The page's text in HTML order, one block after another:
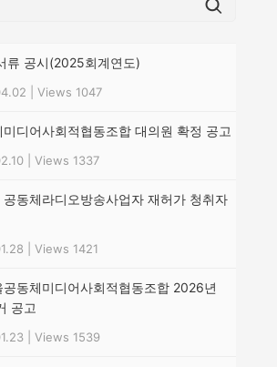
류 공시(2025회계연도)
Views 1047
디어사회적협동조합 대의원 확정 공고
Views 1337
동체라디오방송사업자 재허가 청취자
Views 1421
동체미디어사회적협동조합 2026년
공고
Views 1539